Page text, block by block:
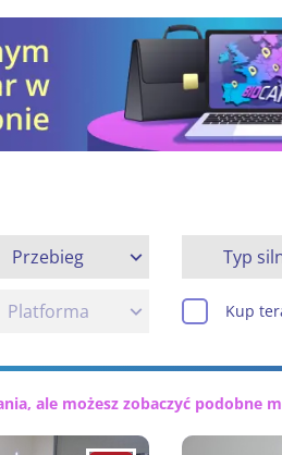
Przebieg Typ
Platforma Kup
ale możesz zobaczyć podobne